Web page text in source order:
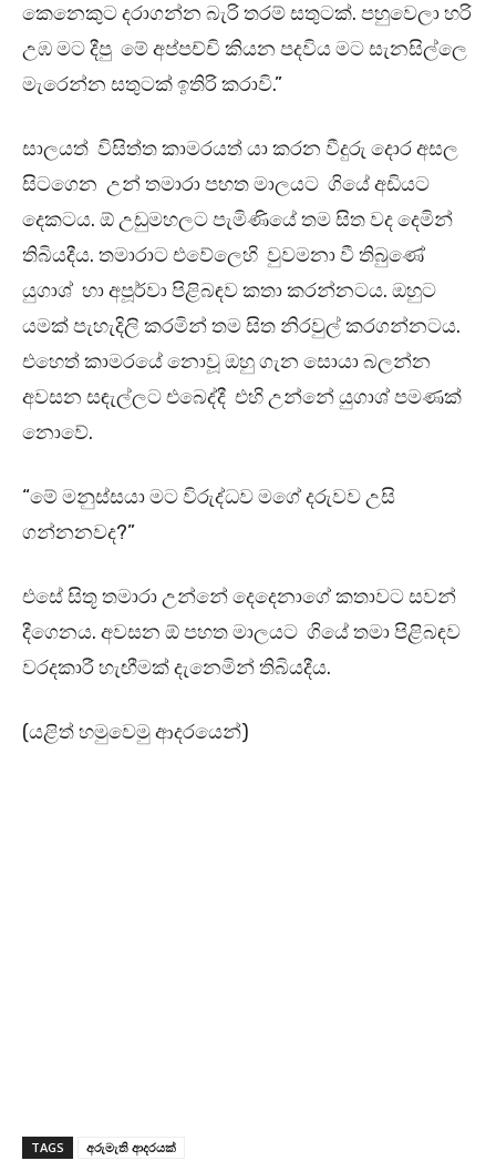
කෙනෙකුට දරාගන්න බැරි තරම් සතුටක්. පහුවෙලා හරි
උඹ මට දීපු මේ අප්පච්චි කියන පදවිය මට සැනසිල්ලෙ
මැරෙන්න සතුටක් ඉතිරි කරාවි.”
සාලයත් විසිත්ත කාමරයත් යා කරන වීදුරු දොර අසල
සිටගෙන උන් තමාරා පහත මාලයට ගියේ අඩියට
දෙකටය. ඕ උඩුමහලට පැමිණියේ තම සිත වද දෙමින්
තිබියදීය. තමාරාට එවේලෙහි වුවමනා වී තිබුණේ
යුගාශ් හා අපූර්වා පිළිබඳව කතා කරන්නටය. ඔහුට
යමක් පැහැදිලි කරමින් තම සිත නිරවුල් කරගන්නටය.
එහෙත් කාමරයේ නොවූ ඔහු ගැන සොයා බලන්න
අවසන සඳැල්ලට එබෙද්දී එහි උන්නේ යුගාශ් පමණක්
නොවේ.
“මේ මනුස්සයා මට විරුද්ධව මගේ දරුවව උසි
ගන්නනවද?”
එසේ සිතූ තමාරා උන්නේ දෙදෙනාගේ කතාවට සවන්
දීගෙනය. අවසන ඕ පහත මාලයට ගියේ තමා පිළිබඳව
වරදකාරී හැඟීමක් දැනෙමින් තිබියදීය.
(යළිත් හමුවෙමු ආදරයෙන්)
TAGS අරුමැති ආදරයක්